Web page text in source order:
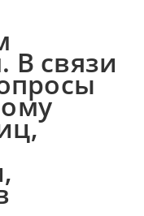
В связи с
этим у
В связи